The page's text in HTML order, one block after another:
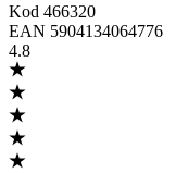
Kod 466320
EAN 5904134064776
4.8